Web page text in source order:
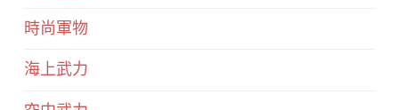
時尚軍物
海上武力